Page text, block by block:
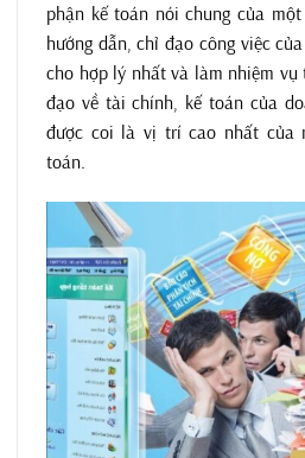
phận kế toán nói chung của
hướng dẫn, chỉ đạo công việc
cho hợp lý nhất và làm nhiệm
đạo về tài chính, kế toán của
được coi là vị trí cao nhất của
toán.